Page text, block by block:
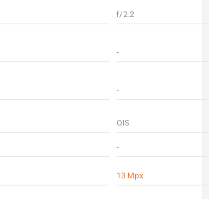
f/2.2
-
-
OIS
-
13 Mpx